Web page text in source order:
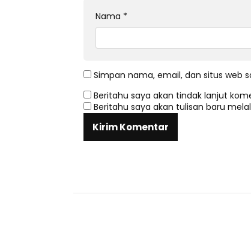
Nama *
Simpan nama, email, dan situs web
Beritahu saya akan tindak lanjut
Beritahu saya akan tulisan baru